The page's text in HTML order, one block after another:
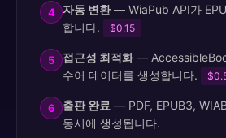
4 자동 변환— WiaPub API가
합니다.
$0.15
5 접근성 최적화—
수어 데이터를 생성합니다.
6 출판 완료 — PDF, EPUB3,
동시에 생성됩니다.